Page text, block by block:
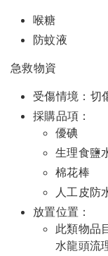
喉糖
防蚊液
急救物資
受傷情境：切
採購品項：
優碘
生理食鹽
棉花棒
人工皮防
放置位置：
此類物品
水龍頭流